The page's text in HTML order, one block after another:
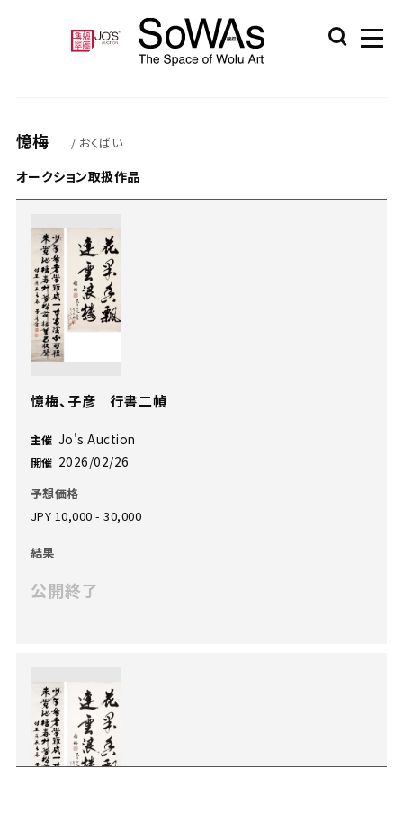
憶梅 / おくばい
オークション取扱作品
憶梅、子彦 行書二幀
主催 Jo's Auction
開催 2026/02/26
予想価格
JPY 10,000 - 30,000
結果
公開終了